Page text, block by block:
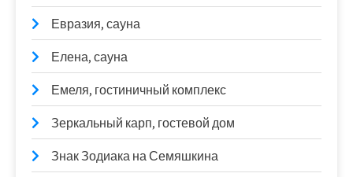
Евразия, сауна
Елена, сауна
Емеля, гостиничный комплекс
Зеркальный карп, гостевой дом
Знак Зодиака на Семяшкина